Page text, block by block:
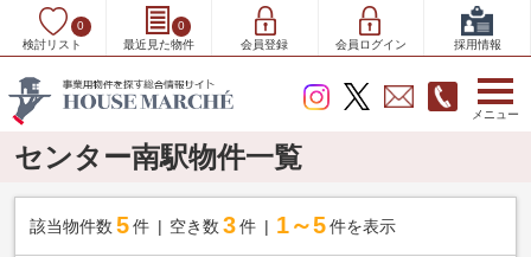
検討リスト
0
最近見た物件
0
会員登録
会員ログイン 採用情報
メニュー
センター南駅物件一覧
該当物件数 5件 空き数 3 件 1～5 件を表示